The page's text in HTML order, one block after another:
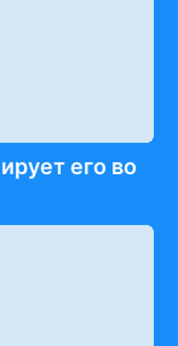
его во